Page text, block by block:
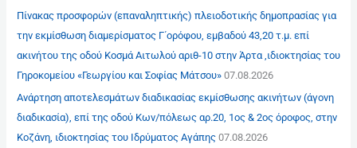
Πίνακας προσφορών (επαναληπτικής) πλειοδοτικής δημοπρασίας για
την εκμίσθωση διαμερίσματος Γ΄ορόφου, εμβαδού 43,20 τ.μ. επί
ακινήτου της οδού Κοσμά Αιτωλού αριθ-10 στην Άρτα ,ιδιοκτησίας του
Γηροκομείου «Γεωργίου και Σοφίας Μάτσου» 07.08.2026
Ανάρτηση αποτελεσμάτων διαδικασίας εκμίσθωσης ακινήτων (άγονη
διαδικασία), επί της οδού Κων/πόλεως αρ.20, 1ος & 2ος όροφος, στην
Κοζάνη, ιδιοκτησίας του Ιδρύματος Αγάπης 07.08.2026